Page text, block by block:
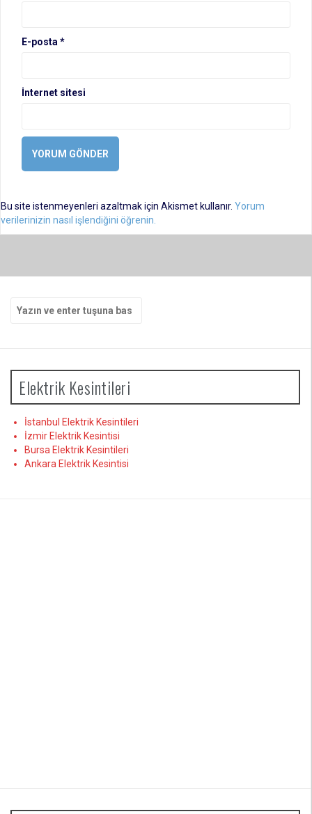
E-posta *
İnternet sitesi
Bu site istenmeyenleri azaltmak için Akismet kullanır. Yorum
verilerinizin nasıl işlendiğini öğrenin.
yap:
Elektrik Kesintileri
İstanbul Elektrik Kesintileri
İzmir Elektrik Kesintisi
Bursa Elektrik Kesintileri
Ankara Elektrik Kesintisi